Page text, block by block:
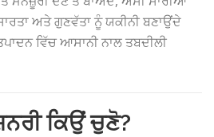
ਅਤੇ ਗੁਣਵੱਤਾ ਨੂੰ ਯਕੀਨੀ ਬਣਾਉਂਦੇ
ਵਿੱਚ ਆਸਾਨੀ ਨਾਲ ਤਬਦੀਲੀ
ਕਿਉਂ ਚੁਣੋ?